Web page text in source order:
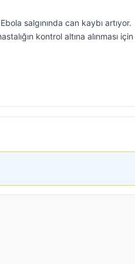
salgınında can kaybı artıyor.
kontrol altına alınması için